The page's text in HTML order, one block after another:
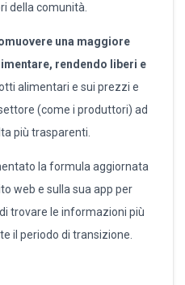
della comunità.
una maggiore
rendendo liberi e
alimentari e sui prezzi e
(come i produttori) ad
più trasparenti.
la formula aggiornata
web e sulla sua app per
trovare le informazioni più
il periodo di transizione.